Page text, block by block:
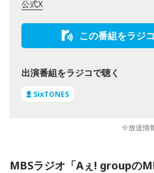
公式X
この番組をラジ
出演番組をラジコで聴く
SixTONES
※放送情
MBSラジオ「Aぇ! groupの